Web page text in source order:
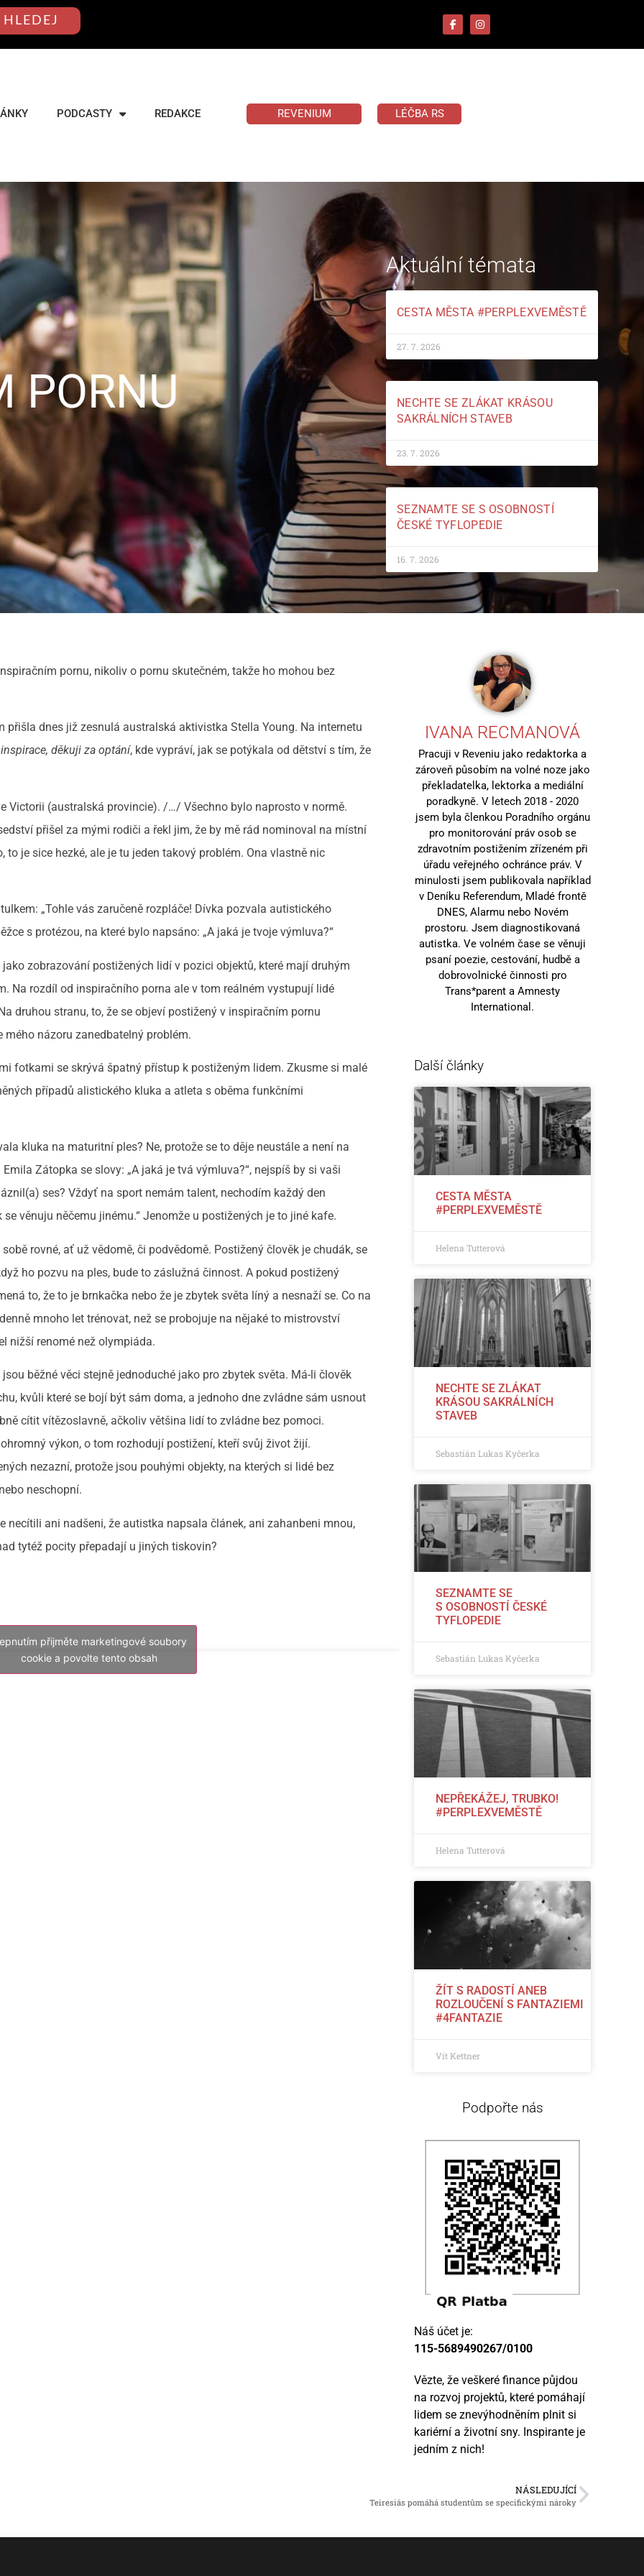
HLEDEJ
PODCASTY REDAKCE REVENIUM LÉČBA RS
PORNU
Aktuální témata
CESTA MĚSTA #PERPLEXVEMĚSTĚ
27. 7. 2026
NECHTE SE ZLÁKAT KRÁSOU
SAKRÁLNÍCH STAVEB
23. 7. 2026
SEZNAMTE SE S OSOBNOSTÍ
ČESKÉ TYFLOPEDIE
16. 7. 2026
pornu, nikoliv o pornu skutečném, takže ho mohou bez
přišla dnes již zesnulá australská aktivistka Stella Young. Na internetu
děkuji za optání, kde vypráví, jak se potýkala od dětství s tím, že
Victorii (australská provincie). /…/ Všechno bylo naprosto v normě.
přišel za mými rodiči a řekl jim, že by mě rád nominoval na místní
to je sice hezké, ale je tu jeden takový problém. Ona vlastně nic
„Tohle vás zaručeně rozpláče! Dívka pozvala autistického
s protézou, na které bylo napsáno: „A jaká je tvoje výmluva?“
zobrazování postižených lidí v pozici objektů, které mají druhým
Na rozdíl od inspiračního porna ale v tom reálném vystupují lidé
druhou stranu, to, že se objeví postižený v inspiračním pornu
mého názoru zanedbatelný problém.
fotkami se skrývá špatný přístup k postiženým lidem. Zkusme si malé
případů alistického kluka a atleta s oběma funkčními
kluka na maturitní ples? Ne, protože se to děje neustále a není na
Zátopka se slovy: „A jaká je tvá výmluva?“, nejspíš by si vaši
ses? Vždyť na sport nemám talent, nechodím každý den
věnuju něčemu jinému.“ Jenomže u postižených je to jiné kafe.
rovné, ať už vědomě, či podvědomě. Postižený člověk je chudák, se
ho pozvu na ples, bude to záslužná činnost. A pokud postižený
to, že to je brnkačka nebo že je zbytek světa líný a nesnaží se. Co na
mnoho let trénovat, než se probojuje na nějaké to mistrovství
nižší renomé než olympiáda.
běžné věci stejně jednoduché jako pro zbytek světa. Má-li člověk
kvůli které se bojí být sám doma, a jednoho dne zvládne sám usnout
cítit vítězoslavně, ačkoliv většina lidí to zvládne bez pomoci.
výkon, o tom rozhodují postižení, kteří svůj život žijí.
nezazní, protože jsou pouhými objekty, na kterých si lidé bez
neschopní.
necítili ani nadšeni, že autistka napsala článek, ani zahanbeni mnou,
tytéž pocity přepadají u jiných tiskovin?
přijměte marketingové soubory
cookie a povolte tento obsah
IVANA RECMANOVÁ
Pracuji v Reveniu jako redaktorka a
zároveň působím na volné noze jako
překladatelka, lektorka a mediální
poradkyně. V letech 2018 - 2020
jsem byla členkou Poradního orgánu
pro monitorování práv osob se
zdravotním postižením zřízeném při
úřadu veřejného ochránce práv. V
minulosti jsem publikovala například
v Deníku Referendum, Mladé frontě
DNES, Alarmu nebo Novém
prostoru. Jsem diagnostikovaná
autistka. Ve volném čase se věnuji
psaní poezie, cestování, hudbě a
dobrovolnické činnosti pro
Trans*parent a Amnesty
International.
Další články
CESTA MĚSTA
#PERPLEXVEMĚSTĚ
Helena Tutterová
NECHTE SE ZLÁKAT
KRÁSOU SAKRÁLNÍCH
STAVEB
Sebastián Lukas Kyčerka
SEZNAMTE SE
S OSOBNOSTÍ ČESKÉ
TYFLOPEDIE
Sebastián Lukas Kyčerka
NEPŘEKÁŽEJ, TRUBKO!
#PERPLEXVEMĚSTĚ
Helena Tutterová
ŽÍT S RADOSTÍ ANEB
ROZLOUČENÍ S FANTAZIEMI
#4FANTAZIE
Vít Kettner
Podpořte nás
Náš účet je:
115-5689490267/0100
Vězte, že veškeré finance půjdou
na rozvoj projektů, které pomáhají
lidem se znevýhodněním plnit si
kariérní a životní sny. Inspirante je
jedním z nich!
NÁSLEDUJÍCÍ
Teiresiás pomáhá studentům se specifickými nároky